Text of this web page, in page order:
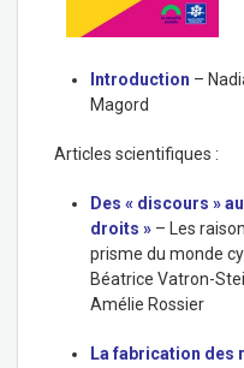
Introduction –
Magord
Articles scientifiques :
Des « discours »
droits » – Les
prisme du monde
Béatrice Vatron-
Amélie Rossier
La fabrication des